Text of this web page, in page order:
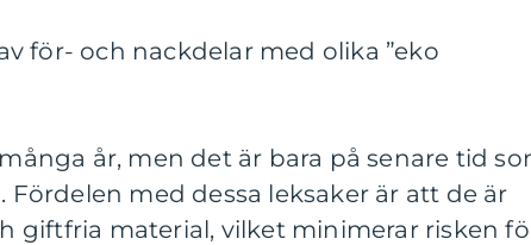
för- och nackdelar med olika ”eko
år, men det är bara på senare tid
med dessa leksaker är att de är
giftfria material, vilket minimerar risken